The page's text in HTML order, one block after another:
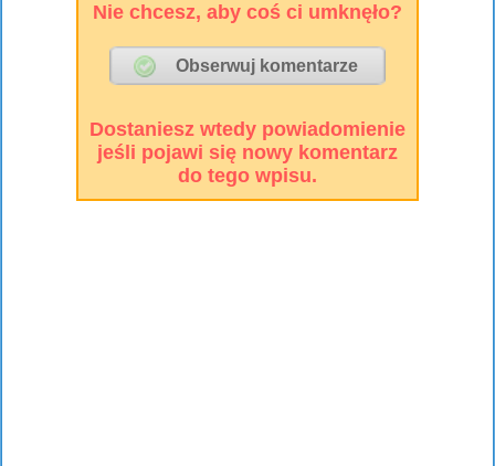
Nie chcesz, aby coś ci umknęło?
Dostaniesz wtedy powiadomienie
jeśli pojawi się nowy komentarz
do tego wpisu.